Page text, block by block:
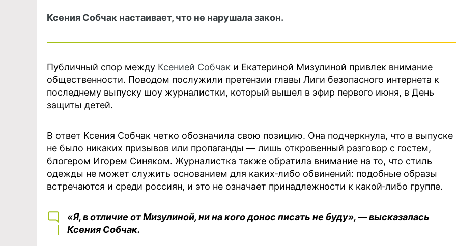
Ксения Собчак настаивает, что не нарушала закон.
Публичный спор между Ксенией Собчак и Екатериной Мизулиной привлек внимание
общественности. Поводом послужили претензии главы Лиги безопасного интернета к
последнему выпуску шоу журналистки, который вышел в эфир первого июня, в День
защиты детей.
В ответ Ксения Собчак четко обозначила свою позицию. Она подчеркнула, что в выпуске
не было никаких призывов или пропаганды — лишь откровенный разговор с гостем,
блогером Игорем Синяком. Журналистка также обратила внимание на то, что стиль
одежды не может служить основанием для каких‑либо обвинений: подобные образы
встречаются и среди россиян, и это не означает принадлежности к какой‑либо группе.
«Я, в отличие от Мизулиной, ни на кого донос писать не буду», — высказалась
Ксения Собчак.